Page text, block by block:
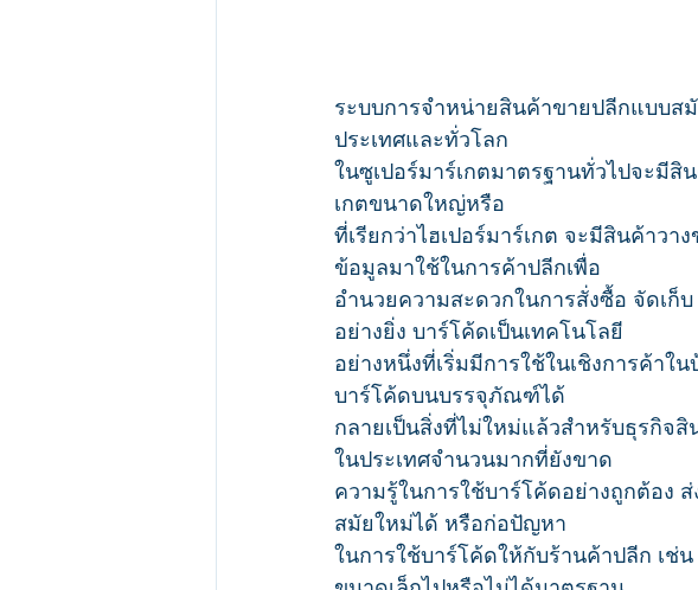
ระบบการจำหน่ายสินค้าขายปลีกแบบส
ประเทศและทั่วโลก
ในซูเปอร์มาร์เกตมาตรฐานทั่วไปจะมีสิ
เกตขนาดใหญ่หรือ
ที่เรียกว่าไฮเปอร์มาร์เกต จะมีสินค้าว
ข้อมูลมาใช้ในการค้าปลีกเพื่อ
อำนวยความสะดวกในการสั่งซื้อ จัดเก็
อย่างยิ่ง บาร์โค้ดเป็นเทคโนโลยี
อย่างหนึ่งที่เริ่มมีการใช้ในเชิงการค้า
บาร์โค้ดบนบรรจุภัณฑ์ได้
กลายเป็นสิ่งที่ไม่ใหม่แล้วสำหรับธุรกิจ
ในประเทศจำนวนมากที่ยังขาด
ความรู้ในการใช้บาร์โค้ดอย่างถูกต้อง
สมัยใหม่ได้ หรือก่อปัญหา
ในการใช้บาร์โค้ดให้กับร้านค้าปลีก เช่